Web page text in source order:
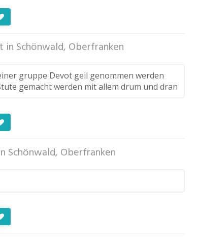
in Schönwald, Oberfranken
gruppe Devot geil genommen werden
gemacht werden mit allem drum und dran
Schönwald, Oberfranken